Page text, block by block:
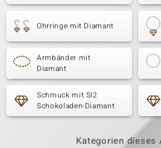
Ohrringe mit Diamant
Armbänder mit
Diamant
Schmuck mit SI2
Schokoladen-Diamant
Kategorien dieses